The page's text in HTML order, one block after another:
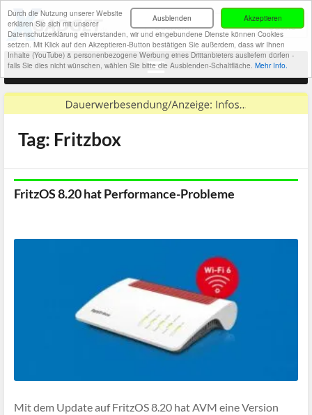
Akzeptieren
Ausblenden
Durch die Nutzung unserer Website
erklären Sie sich mit unserer
Datenschutzerklärung einverstanden, wir und eingebundene Dienste können Cookies
setzen. Mit Klick auf den Akzeptieren-Button bestätigen Sie außerdem, dass wir Ihnen
Inhalte (YouTube) & personenbezogene Werbung eines Drittanbieters ausliefern dürfen -
falls Sie dies nicht wünschen, wählen Sie bitte die Ausblenden-Schaltfläche. Mehr Info.
Tag: Fritzbox
FritzOS 8.20 hat Performance-Probleme
Mit dem Update auf FritzOS 8.20 hat AVM eine Version